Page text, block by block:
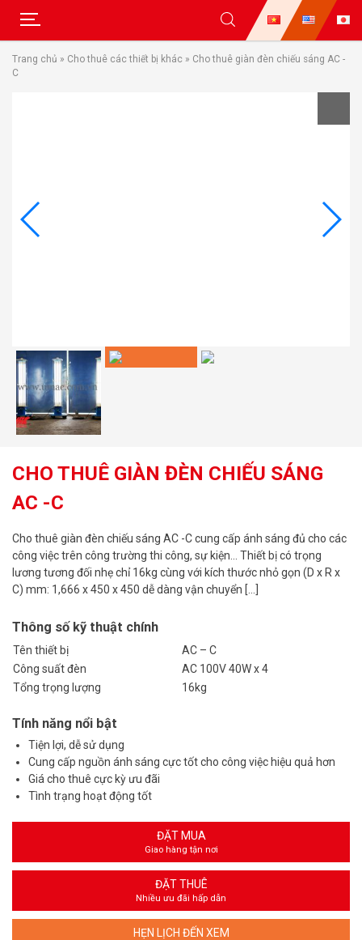
Trang chủ » Cho thuê các thiết bị khác » Cho thuê giàn đèn chiếu sáng AC -
C
CHO THUÊ GIÀN ĐÈN CHIẾU SÁNG
AC -C
Cho thuê giàn đèn chiếu sáng AC -C cung cấp ánh sáng đủ cho các
công việc trên công trường thi công, sự kiện… Thiết bị có trọng
lương tương đối nhẹ chỉ 16kg cùng với kích thước nhỏ gọn (D x R x
C) mm: 1,666 x 450 x 450 dễ dàng vận chuyển […]
Thông số kỹ thuật chính
Tên thiết bị
AC – C
Công suất đèn
AC 100V 40W x 4
Tổng trọng lượng
16kg
Tính năng nổi bật
Tiện lợi, dễ sử dụng
Cung cấp nguồn ánh sáng cực tốt cho công việc hiệu quả hơn
Giá cho thuê cực kỳ ưu đãi
Tình trạng hoạt động tốt
ĐẶT MUA
Giao hàng tận nơi
ĐẶT THUÊ
Nhiều ưu đãi hấp dẫn
HẸN LỊCH ĐẾN XEM